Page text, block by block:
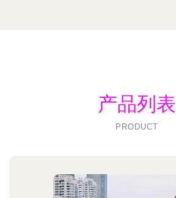
产品列表
PRODUCT